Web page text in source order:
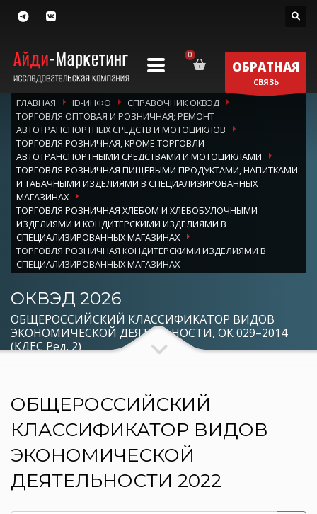
ОБРАТНАЯ
СВЯЗЬ
ГЛАВНАЯ ID-ИНФО
СПРАВОЧНИК ОКВЭД
ТОРГОВЛЯ ОПТОВАЯ И РОЗНИЧНАЯ; РЕМОНТ
АВТОТРАНСПОРТНЫХ СРЕДСТВ И МОТОЦИКЛОВ
ТОРГОВЛЯ РОЗНИЧНАЯ, КРОМЕ ТОРГОВЛИ
АВТОТРАНСПОРТНЫМИ СРЕДСТВАМИ И МОТОЦИКЛАМИ
ТОРГОВЛЯ РОЗНИЧНАЯ ПИЩЕВЫМИ ПРОДУКТАМИ, НАПИТКАМИ
И ТАБАЧНЫМИ ИЗДЕЛИЯМИ В СПЕЦИАЛИЗИРОВАННЫХ
МАГАЗИНАХ
ТОРГОВЛЯ РОЗНИЧНАЯ ХЛЕБОМ И ХЛЕБОБУЛОЧНЫМИ
ИЗДЕЛИЯМИ И КОНДИТЕРСКИМИ ИЗДЕЛИЯМИ В
СПЕЦИАЛИЗИРОВАННЫХ МАГАЗИНАХ
ТОРГОВЛЯ РОЗНИЧНАЯ КОНДИТЕРСКИМИ ИЗДЕЛИЯМИ В
СПЕЦИАЛИЗИРОВАННЫХ МАГАЗИНАХ
ОКВЭД 2026
ОБЩЕРОССИЙСКИЙ КЛАССИФИКАТОР ВИДОВ
ЭКОНОМИЧЕСКОЙ ДЕЯТЕЛЬНОСТИ, ОК 029–2014
(КДЕС Ред. 2)
ОБЩЕРОССИЙСКИЙ
КЛАССИФИКАТОР ВИДОВ
ЭКОНОМИЧЕСКОЙ
ДЕЯТЕЛЬНОСТИ 2022